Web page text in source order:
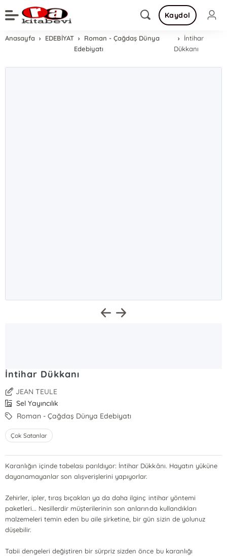
Kaydol
Anasayfa EDEBİYAT
Roman - Çağdaş Dünya
Edebiyatı
İntihar
Dükkanı
İntihar Dükkanı
JEAN TEULE
Sel Yayıncılık
Roman - Çağdaş Dünya Edebiyatı
Çok Satanlar
Karanlığın içinde tabelası parıldıyor: İntihar Dükkânı. Hayatın yüküne
dayanamayanlar son alışverişlerini yapıyorlar.
Zehirler, ipler, tıraş bıçakları ya da daha ilginç intihar yöntemi
paketleri... Nesillerdir müşterilerinin son anlarında kullandıkları
malzemeleri temin eden bu aile şirketine, bir gün sizin de yolunuz
düşebilir.
Tabii dengeleri değiştiren bir sürpriz sizden önce bu karanlığı